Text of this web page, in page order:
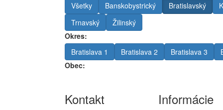
Všetky
Banskobystrický Bratislavský
Trnavský
Žilinský
Okres:
Bratislava 1
Bratislava 2 Bratislava 3
Obec:
Kontakt Informácie